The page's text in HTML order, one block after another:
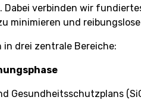
Dabei verbinden wir
minimieren und
drei zentrale Bereiche:
Gesundheitsschutzplans